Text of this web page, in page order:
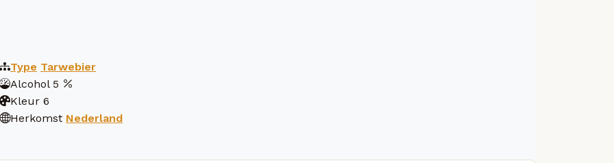
Type Tarwebier
Alcohol 5
Kleur 6
Herkomst Nederland